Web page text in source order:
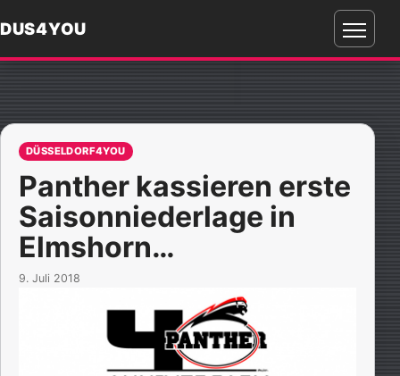
DUS4YOU
Menü
DÜSSELDORF4YOU
Panther kassieren erste
Saisonniederlage in
Elmshorn…
9. Juli 2018